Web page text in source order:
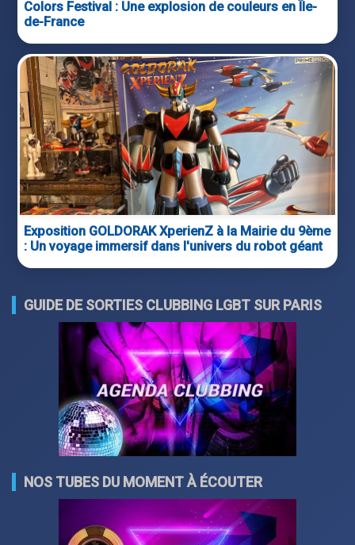
Colors Festival : Une explosion de couleurs en Île-
de-France
Exposition GOLDORAK XperienZ à la Mairie du 9ème
: Un voyage immersif dans l'univers du robot géant
GUIDE DE SORTIES CLUBBING LGBT SUR PARIS
NOS TUBES DU MOMENT À ÉCOUTER